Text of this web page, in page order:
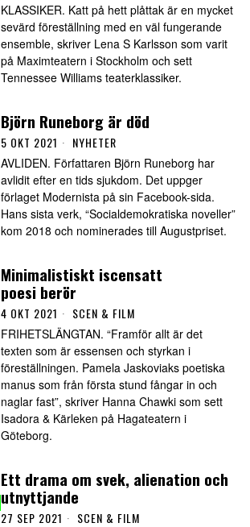
KLASSIKER. Katt på hett plåttak är en mycket
sevärd föreställning med en väl fungerande
ensemble, skriver Lena S Karlsson som varit
på Maximteatern i Stockholm och sett
Tennessee Williams teaterklassiker.
Björn Runeborg är död
5 OKT 2021 NYHETER
AVLIDEN. Författaren Björn Runeborg har
avlidit efter en tids sjukdom. Det uppger
förlaget Modernista på sin Facebook-sida.
Hans sista verk, “Socialdemokratiska noveller”
kom 2018 och nominerades till Augustpriset.
Minimalistiskt iscensatt
poesi berör
4 OKT 2021 SCEN & FILM
FRIHETSLÄNGTAN. “Framför allt är det
texten som är essensen och styrkan i
föreställningen. Pamela Jaskoviaks poetiska
manus som från första stund fångar in och
naglar fast”, skriver Hanna Chawki som sett
Isadora & Kärleken på Hagateatern i
Göteborg.
Ett drama om svek, alienation och
utnyttjande
27 SEP 2021 SCEN & FILM